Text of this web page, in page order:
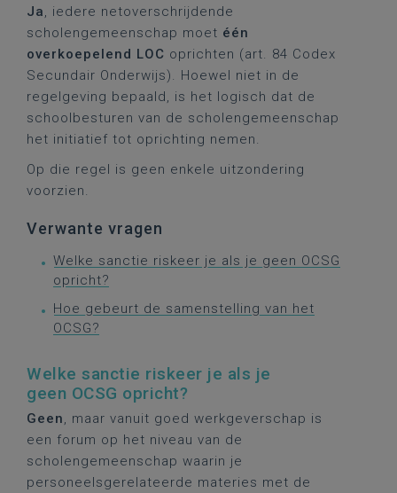
Ja, iedere netoverschrijdende
scholengemeenschap moet één
overkoepelend LOC oprichten (art. 84 Codex
Secundair Onderwijs). Hoewel niet in de
regelgeving bepaald, is het logisch dat de
schoolbesturen van de scholengemeenschap
het initiatief tot oprichting nemen.
Op die regel is geen enkele uitzondering
voorzien.
Verwante vragen
Welke sanctie riskeer je als je geen OCSG
opricht?
Hoe gebeurt de samenstelling van het
OCSG?
Welke sanctie riskeer je als je
geen OCSG opricht?
Geen, maar vanuit goed werkgeverschap is
een forum op het niveau van de
scholengemeenschap waarin je
personeelsgerelateerde materies met de